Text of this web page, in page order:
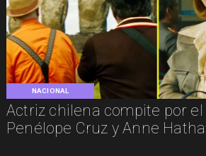
NACIONAL
Actriz chilena compite por el
Penélope Cruz y Anne